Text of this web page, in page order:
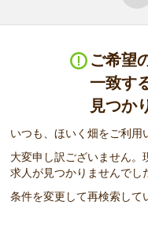
ご希望
一致す
見つか
いつも、ほいく畑をご利用
大変申し訳ございません。
求人が見つかりませんでし
条件を変更して再検索して